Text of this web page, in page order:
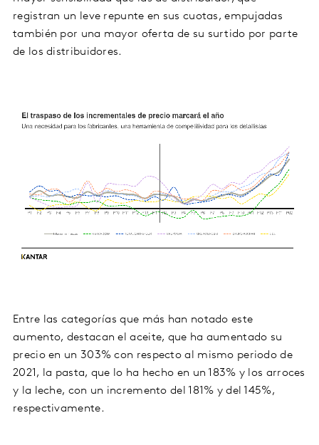
registran un leve repunte en sus cuotas, empujadas
también por una mayor oferta de su surtido por parte
de los distribuidores.
Entre las categorías que más han notado este
aumento, destacan el aceite, que ha aumentado su
precio en un 303% con respecto al mismo periodo de
2021, la pasta, que lo ha hecho en un 183% y los arroces
y la leche, con un incremento del 181% y del 145%,
respectivamente.